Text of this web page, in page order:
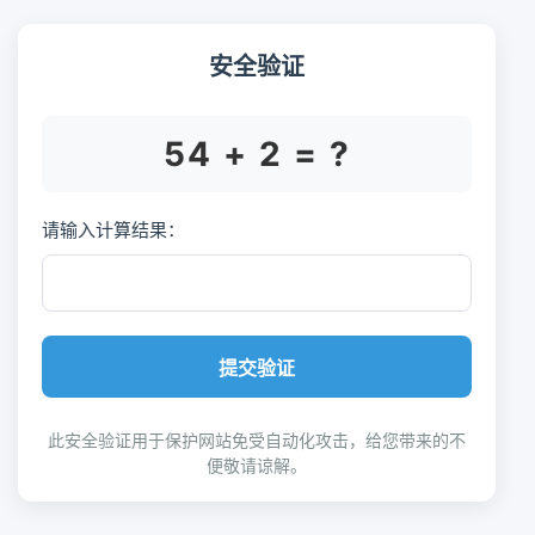
安全验证
54 + 2 = ?
请输入计算结果：
提交验证
此安全验证用于保护网站免受自动化攻击，给您带来的不
便敬请谅解。